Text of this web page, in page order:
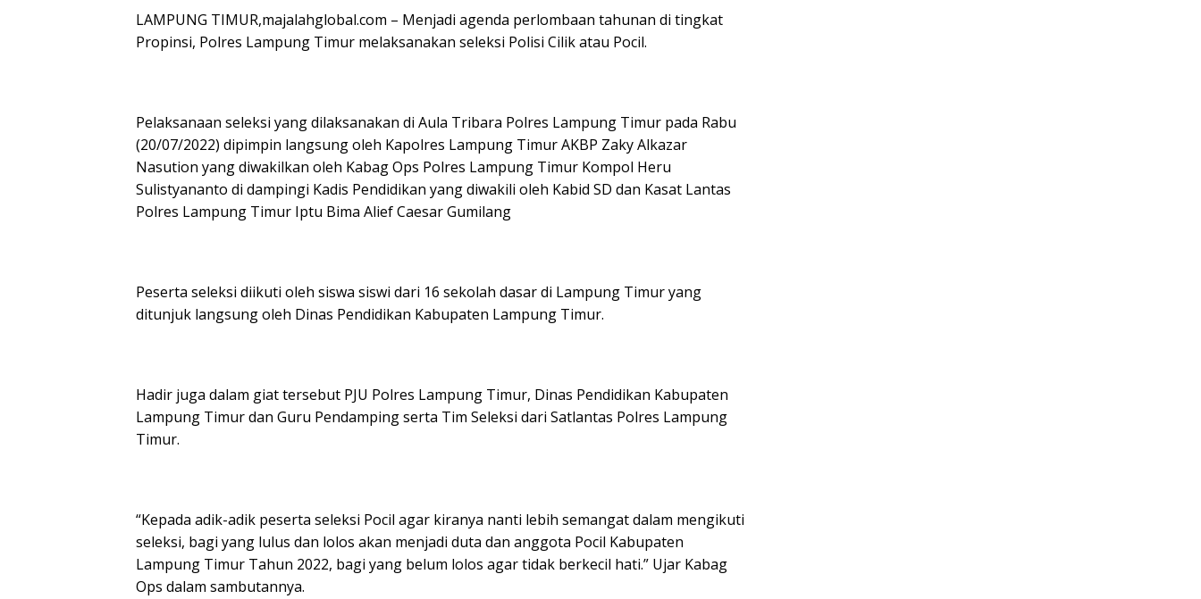
LAMPUNG TIMUR,majalahglobal.com – Menjadi agenda perlombaan tahunan di tingkat
Propinsi, Polres Lampung Timur melaksanakan seleksi Polisi Cilik atau Pocil.
Pelaksanaan seleksi yang dilaksanakan di Aula Tribara Polres Lampung Timur pada Rabu
(20/07/2022) dipimpin langsung oleh Kapolres Lampung Timur AKBP Zaky Alkazar
Nasution yang diwakilkan oleh Kabag Ops Polres Lampung Timur Kompol Heru
Sulistyananto di dampingi Kadis Pendidikan yang diwakili oleh Kabid SD dan Kasat Lantas
Polres Lampung Timur Iptu Bima Alief Caesar Gumilang
Peserta seleksi diikuti oleh siswa siswi dari 16 sekolah dasar di Lampung Timur yang
ditunjuk langsung oleh Dinas Pendidikan Kabupaten Lampung Timur.
Hadir juga dalam giat tersebut PJU Polres Lampung Timur, Dinas Pendidikan Kabupaten
Lampung Timur dan Guru Pendamping serta Tim Seleksi dari Satlantas Polres Lampung
Timur.
“Kepada adik-adik peserta seleksi Pocil agar kiranya nanti lebih semangat dalam mengikuti
seleksi, bagi yang lulus dan lolos akan menjadi duta dan anggota Pocil Kabupaten
Lampung Timur Tahun 2022, bagi yang belum lolos agar tidak berkecil hati.” Ujar Kabag
Ops dalam sambutannya.